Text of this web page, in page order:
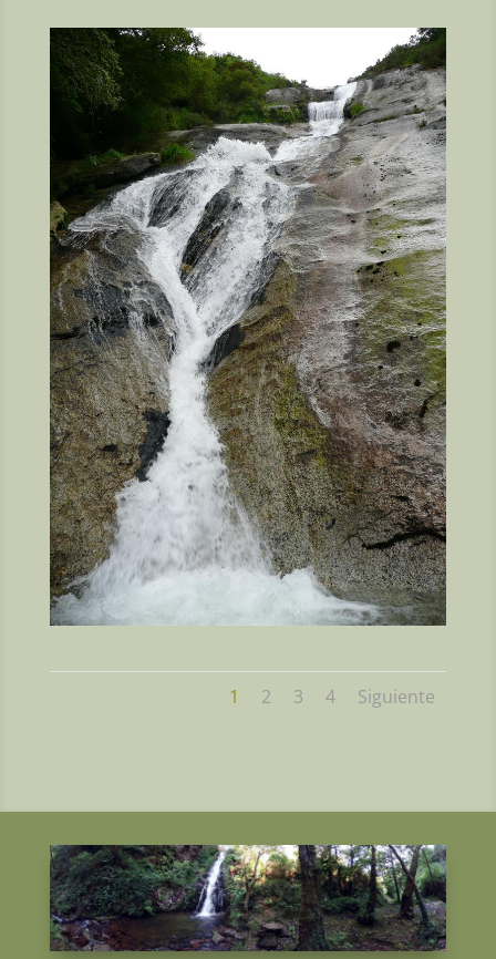
1 2 3 4 Siguiente